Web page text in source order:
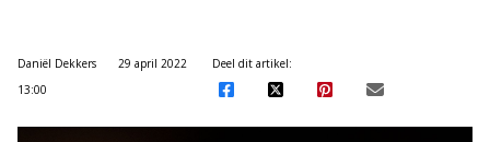
Daniël Dekkers
29 april 2022
13:00
Deel dit artikel: